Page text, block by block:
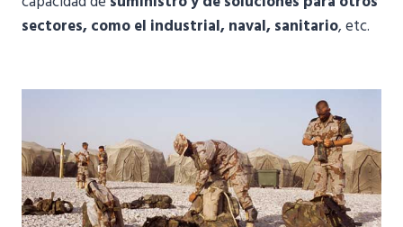
sectores, como el industrial, naval, sanitario, etc.